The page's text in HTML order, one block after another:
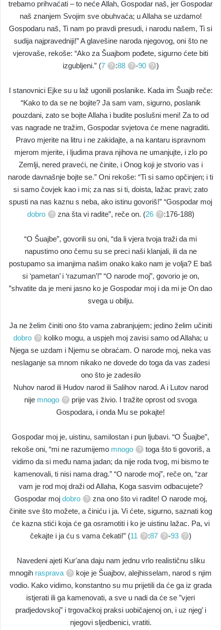
trebamo prihvaćati – to neće Allah, Gospodar naš, jer Gospodar
naš znanjem Svojim sve obuhvaća; u Allaha se uzdamo!
Gospodaru naš, Ti nam po pravdi presudi, i narodu našem, Ti si
sudija najpravedniji!” A glavešine naroda njegovog, oni što ne
vjerovaše, rekoše: “Ako za Šuajbom pođete, sigurno ćete biti
izgubljeni.” (7 :88 -90 )
I stanovnici Ejke su u laž ugonili poslanike. Kada im Šuajb reče:
“Kako to da se ne bojite? Ja sam vam, sigurno, poslanik
pouzdani, zato se bojte Allaha i budite poslušni meni! Za to od
vas nagrade ne tražim, Gospodar svjetova će mene nagraditi.
Pravo mjerite na litru i ne zakidajte, a na kantaru ispravnom
mjerom mjerite, i ljudima prava njihova ne umanjujte, i zlo po
Zemlji, nered praveći, ne činite, i Onog koji je stvorio vas i
narode davnašnje bojte se.” Oni rekoše: “Ti si samo opčinjen; i ti
si samo čovjek kao i mi; za nas si ti, doista, lažac pravi; zato
spusti na nas kaznu s neba, ako istinu govoriš!” “Gospodar moj
dobro
zna šta vi radite”, reče on. (26 :176-188)
“O Šuajbe”, govorili su oni, “da li vjera tvoja traži da mi
napustimo ono čemu su se preci naši klanjali, ili da ne
postupamo sa imanjima našim onako kako nam je volja? E baš
si ‘pametan’ i ‘razuman’!” “O narode moj”, govorio je on,
”shvatite da je meni jasno ko je Gospodar moj i da mi je On dao
svega u obilju.
Ja ne želim činiti ono što vama zabranjujem; jedino želim učiniti
dobro
koliko mogu, a uspjeh moj zavisi samo od Allaha; u
Njega se uzdam i Njemu se obraćam. O narode moj, neka vas
neslaganje sa mnom nikako ne dovede do toga da vas zadesi
ono što je zadesilo
Nuhov narod ili Hudov narod ili Salihov narod. A i Lutov narod
nije mnogo
prije vas živio. I tražite oprost od svoga
Gospodara, i onda Mu se pokajte!
Gospodar moj je, uistinu, samilostan i pun ljubavi. “O Šuajbe”,
rekoše oni, “mi ne razumijemo mnogo
toga što ti govoriš, a
vidimo da si među nama jadan; da nije roda tvog, mi bismo te
kamenovali, ti nisi nama drag.” “O narode moj”, reče on, “zar
vam je rod moj draži od Allaha, Koga sasvim odbacujete?
Gospodar moj dobro
zna ono što vi radite! O narode moj,
činite sve što možete, a činiću i ja. Vi ćete, sigurno, saznati kog
će kazna stići koja će ga osramotiti i ko je uistinu lažac. Pa, vi
čekajte i ja ću s vama čekati!” (11 :87 -93 )
Navedeni ajeti Kur'ana daju nam jednu vrlo realističnu sliku
mnogih rasprava
koje je Šuajbov, alejhisselam, narod s njim
vodio. Kako vidimo, konstantno su mu prijetili da će ga iz grada
istjerati ili ga kamenovati, a sve u nadi da će se ”vjeri
pradjedovskoj” i trgovačkoj praksi uobičajenoj on, i uz njeg’ i
njegovi sljedbenici, vratiti.